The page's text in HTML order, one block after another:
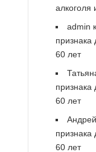
алкоголя
admin
60 лет
60 лет
Андрей
60 лет